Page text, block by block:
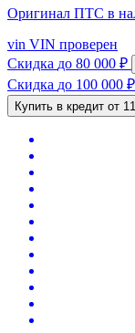
Оригинал ПТС в
vin VIN проверен
Скидка до 80 000 ₽
Скидка до 100 000 ₽
Купить в кредит от